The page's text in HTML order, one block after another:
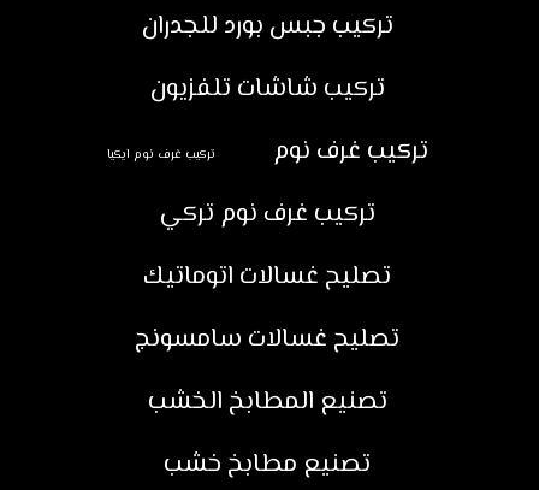
تركيب جبس بورد للجدران
تركيب شاشات تلفزيون
تركيب غرف نوم
تركيب غرف نوم ايكيا
تركيب غرف نوم تركي
تصليح غسالات اتوماتيك
تصليح غسالات سامسونج
تصنيع المطابخ الخشب
تصنيع مطابخ خشب